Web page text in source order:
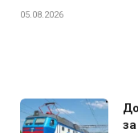
05.08.2026